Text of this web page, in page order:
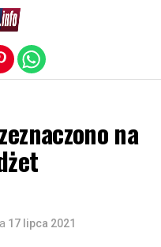
na
17 lipca 2021